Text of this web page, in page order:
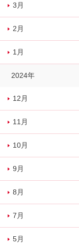
3月
2月
1月
2024年
12月
11月
10月
9月
8月
7月
5月